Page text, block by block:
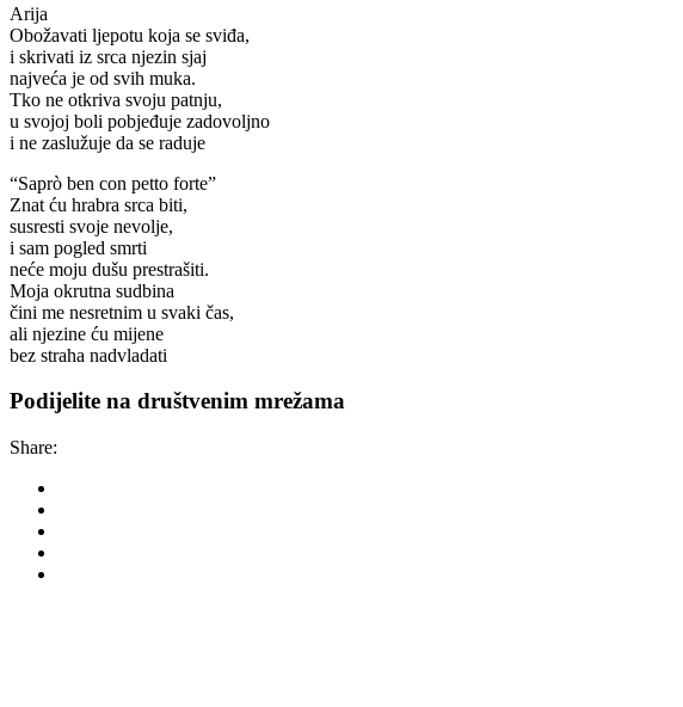
Arija
Obožavati ljepotu koja se sviđa,
i skrivati iz srca njezin sjaj
najveća je od svih muka.
Tko ne otkriva svoju patnju,
u svojoj boli pobjeđuje zadovoljno
i ne zaslužuje da se raduje
“Saprò ben con petto forte”
Znat ću hrabra srca biti,
susresti svoje nevolje,
i sam pogled smrti
neće moju dušu prestrašiti.
Moja okrutna sudbina
čini me nesretnim u svaki čas,
ali njezine ću mijene
bez straha nadvladati
Podijelite na društvenim mrežama
Share: